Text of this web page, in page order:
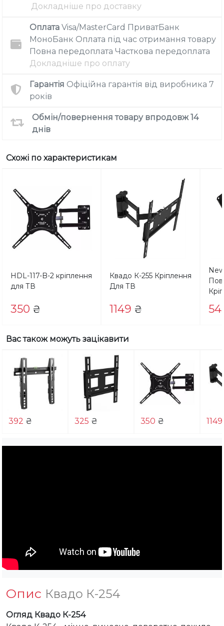
Докладніше про доставку
Оплата Visa/MasterCard ПриватБанк
МоноБанк Оплата під час отримання товару
Повна передоплата Часткова передоплата
Докладніше про оплату
Гарантія Офіційна гарантія від виробника 7
років
Обмін/повернення товару впродовж 14
днів
Схожі по характеристикам
HDL-117-B-2 кріплення
для ТВ
350 ₴
Квадо К-255 Кріплення
Для ТВ
1149 ₴
Вас також можуть зацікавити
392 ₴ 325 ₴ 350 ₴ 1149
Опис Квадо К-254
Огляд Квадо К-254